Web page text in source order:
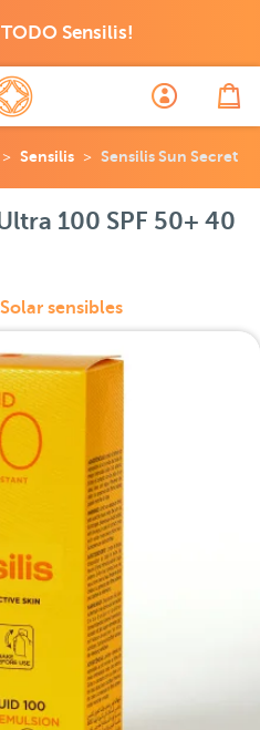
TODO Sensilis!
Sensilis Sensilis Sun Secret
100 SPF 50+ 40
Solar sensibles